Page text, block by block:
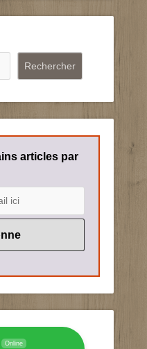
Rechercher
articles par
Online